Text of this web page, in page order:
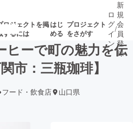
ロジェクトを掲
するには
はじ
める
プロジェクト
をさがす
募集終了が近いプ
ロジェクト
ロ
グ
イ
ン
/
新
規
会
員
登
録
ヒーで町の魅力を伝
市：三瓶珈琲】
フード・飲食店 山口県